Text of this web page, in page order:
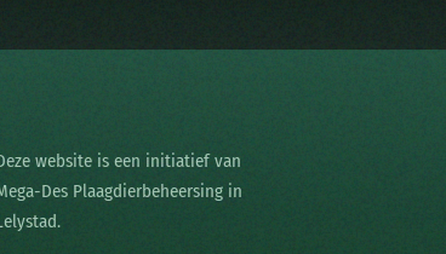
website is een initiatief van
Des Plaagdierbeheersing in